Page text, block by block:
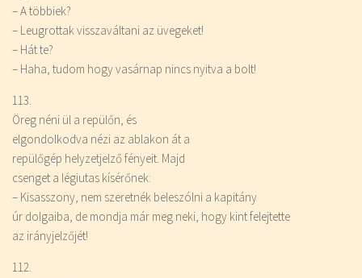
– A többiek?
– Leugrottak visszaváltani az üvegeket!
– Hát te?
– Haha, tudom hogy vasárnap nincs nyitva a bolt!
113.
Öreg néni ül a repülőn, és
elgondolkodva nézi az ablakon át a
repülőgép helyzetjelző fényeit. Majd
csenget a légiutas kísérőnek:
– Kisasszony, nem szeretnék beleszólni a kapitány
úr dolgaiba, de mondja már meg neki, hogy kint felejtette
az irányjelzőjét!
112.